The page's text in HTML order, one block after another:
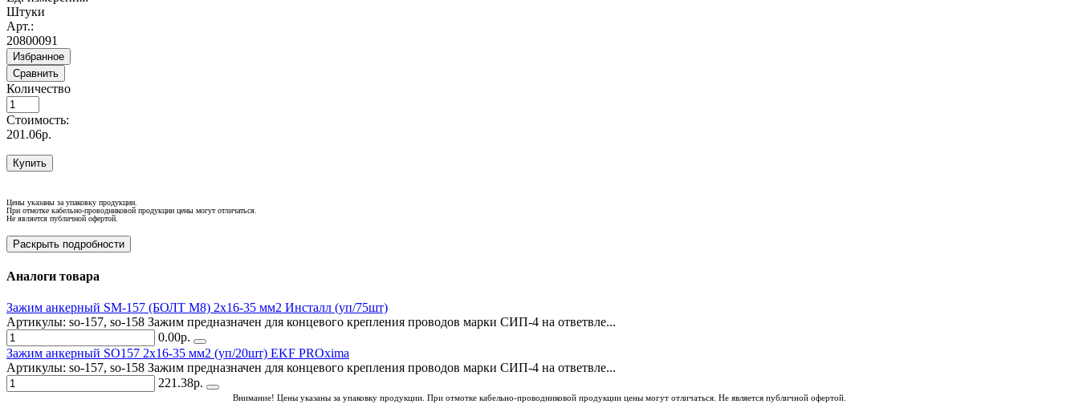
Штуки
Арт.:
20800091
Избранное
Сравнить
Количество
Стоимость:
201.06р.
Купить
Цены указаны за упаковку продукции.
При отмотке кабельно-проводниковой продукции цены могут отличаться.
Не является публичной офертой.
Раскрыть подробности
Аналоги товара
Зажим анкерный SM-157 (БОЛТ М8) 2x16-35 мм2 Инсталл (уп/75шт)
Артикулы: so-157, so-158 Зажим предназначен для концевого крепления проводов марки СИП-4 на ответвле...
0.00р.
Зажим анкерный SO157 2x16-35 мм2 (уп/20шт) EKF PROxima
Артикулы: so-157, so-158 Зажим предназначен для концевого крепления проводов марки СИП-4 на ответвле...
221.38р.
Внимание! Цены указаны за упаковку продукции. При отмотке кабельно-проводниковой продукции цены могут отличаться. Не является публичной офертой.